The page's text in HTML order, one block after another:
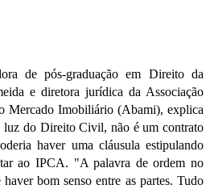
de pós-graduação em Direito da
e diretora jurídica da Associação
Mercado Imobiliário (Abami), explica
luz do Direito Civil, não é um contrato
haver uma cláusula estipulando
ao IPCA. "A palavra de ordem no
bom senso entre as partes. Tudo